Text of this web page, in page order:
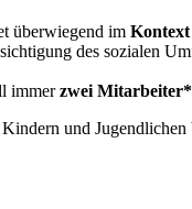
überwiegend im Kontext
des sozialen
immerzwei
und